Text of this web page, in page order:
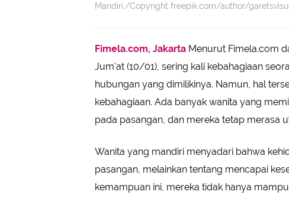
Mandiri./Copyright freepik.com/author/
Fimela.com, Jakarta Menurut Fimela.com
Jum'at (10/01), sering kali kebahagiaan
hubungan yang dimilikinya. Namun, hal
kebahagiaan. Ada banyak wanita yang
pada pasangan, dan mereka tetap merasa
Wanita yang mandiri menyadari bahwa
pasangan, melainkan tentang mencapai
kemampuan ini, mereka tidak hanya